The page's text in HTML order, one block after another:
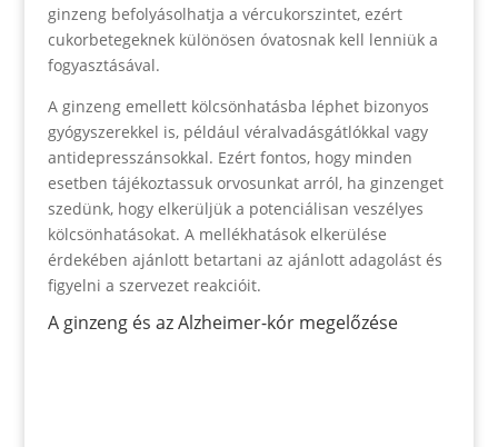
ginzeng befolyásolhatja a vércukorszintet, ezért
cukorbetegeknek különösen óvatosnak kell lenniük a
fogyasztásával.
A ginzeng emellett kölcsönhatásba léphet bizonyos
gyógyszerekkel is, például véralvadásgátlókkal vagy
antidepresszánsokkal. Ezért fontos, hogy minden
esetben tájékoztassuk orvosunkat arról, ha ginzenget
szedünk, hogy elkerüljük a potenciálisan veszélyes
kölcsönhatásokat. A mellékhatások elkerülése
érdekében ajánlott betartani az ajánlott adagolást és
figyelni a szervezet reakcióit.
A ginzeng és az Alzheimer-kór megelőzése